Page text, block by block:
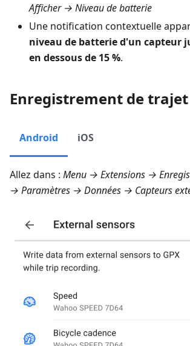
Afficher → Niveau de batterie
Une notification contextuelle
niveau de batterie d'un capteur
en dessous de 15 %.
Enregistrement de trajet
Android iOS
Allez dans : Menu → Extensions →
→ Paramètres → Données → Capteurs